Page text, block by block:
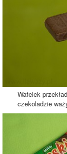
Wafelek
czekoladzie